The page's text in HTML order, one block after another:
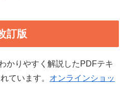
訂版
かりやすく解説したPDFテキ
ています。 オンラインショッ